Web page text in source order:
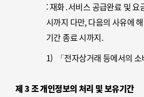
: 재화․서비스 공급완료 및 요
시까지 다만, 다음의 사유에
기간 종료 시까지.
1)
「전자상거래 등에서의
거래에 관한 기록
제 3 조 개인정보의 처리 및 보유기간